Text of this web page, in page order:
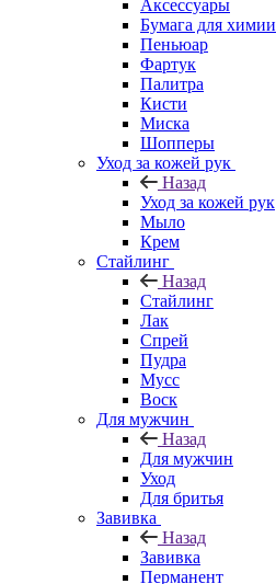
Аксессуары
Бумага для химии
Пеньюар
Фартук
Палитра
Кисти
Миска
Шопперы
Уход за кожей рук
Назад
Уход за кожей рук
Мыло
Крем
Стайлинг
Назад
Стайлинг
Лак
Спрей
Пудра
Мусс
Воск
Для мужчин
Назад
Для мужчин
Уход
Для бритья
Завивка
Назад
Завивка
Перманент